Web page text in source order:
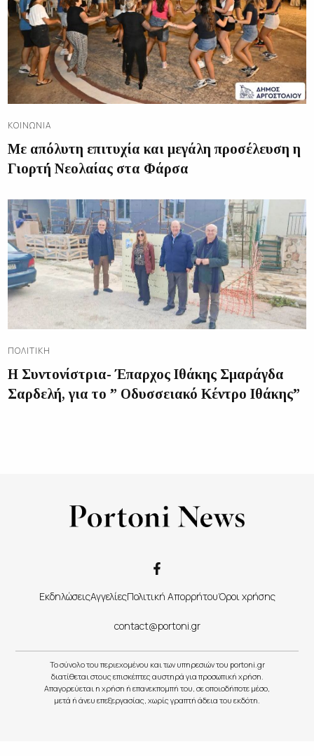
ΚΟΙΝΩΝΊΑ
Με απόλυτη επιτυχία και μεγάλη προσέλευση η
Γιορτή Νεολαίας στα Φάρσα
ΠΟΛΙΤΙΚΉ
Η Συντονίστρια- Έπαρχος Ιθάκης Σμαράγδα
Σαρδελή, για το ” Οδυσσειακό Κέντρο Ιθάκης”
ΕκδηλώσειςΑγγελίεςΠολιτική ΑπορρήτουΌροι χρήσης
contact@portoni.gr
Το σύνολο του περιεχομένου και των υπηρεσιών του portoni.gr
διατίθεται στους επισκέπτες αυστηρά για προσωπική χρήση.
Απαγορεύεται η χρήση ή επανεκπομπή του, σε οποιοδήποτε μέσο,
μετά ή άνευ επεξεργασίας, χωρίς γραπτή άδεια του εκδότη.